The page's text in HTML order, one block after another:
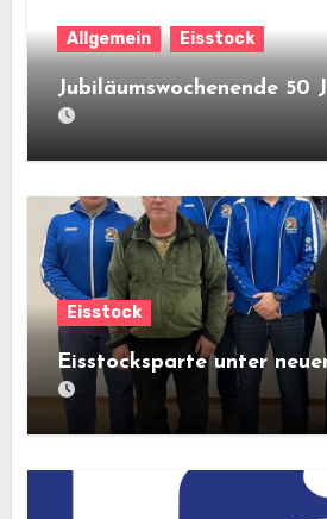
Allgemein Eisstock
Jubiläumswochenende 50
Eisstock
Eisstocksparte unter